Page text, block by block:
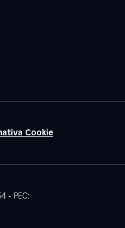
Cookie
- PEC: